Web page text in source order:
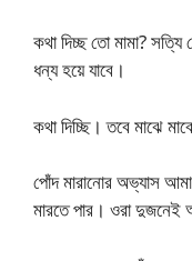
কথা দিচ্ছ তো মামা?
ধন্য হয়ে যাবে।
কথা দিচ্ছি। তবে মাঝে
পোঁদ মারানোর অভ্যাস
মারতে পার। ওরা দুজনেই